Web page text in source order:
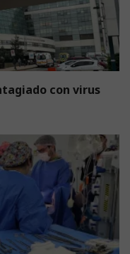
con virus